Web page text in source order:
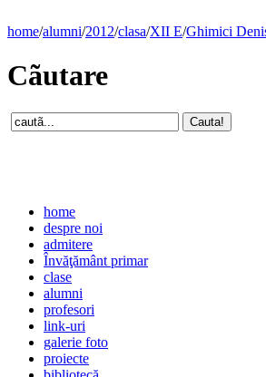
home/alumni/2012/clasa/XII E/Ghimici
Cãutare
home
despre noi
admitere
Învăţământ primar
clase
alumni
profesori
link-uri
galerie foto
proiecte